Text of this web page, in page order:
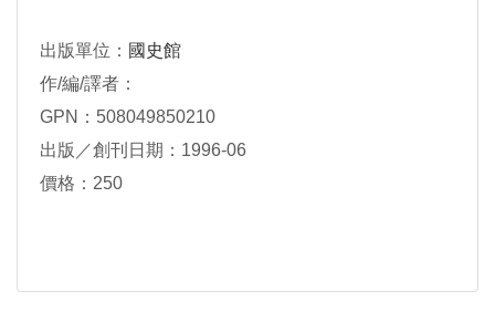
出版單位： 國史館
作/編/譯者：
GPN：508049850210
出版／創刊日期：1996-06
價格：250